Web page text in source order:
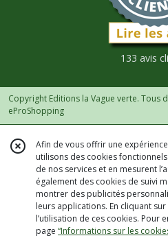
133 avis
Copyright Editions la Vague verte. Tous
eProShopping
Afin de vous offrir une
utilisons des cookies
de nos services et en mesurent
également des cookies de suivi
montrer des publicités
leurs applications. En cliquant sur
l’utilisation de ces cookies. Pour
page “Informations sur les